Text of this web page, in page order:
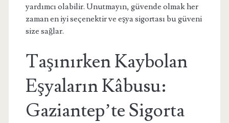
yardımcı olabilir. Unutmayın, güvende olmak her
zaman en iyi seçenektir ve eşya sigortası bu güveni
size sağlar.
Taşınırken Kaybolan
Eşyaların Kâbusu:
Gaziantep’te Sigorta